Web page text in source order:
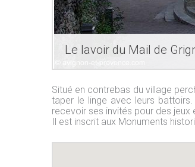
Le lavoir du Mail de
Situé en contrebas du village
taper le linge avec leurs
recevoir ses invités pour des jeux
Il est inscrit aux Monuments